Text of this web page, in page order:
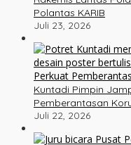
Polantas KARIB
Juli 23, 2026
Kuntadi Pimpin
Pemberantasan
Juli 22, 2026